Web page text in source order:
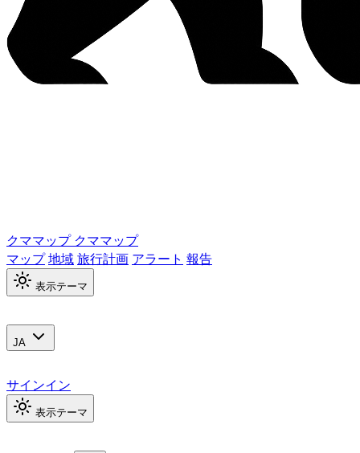
クママップ クママップ
マップ地域旅行計画 アラート 報告
表示テーマ
JA
サインイン
表示テーマ